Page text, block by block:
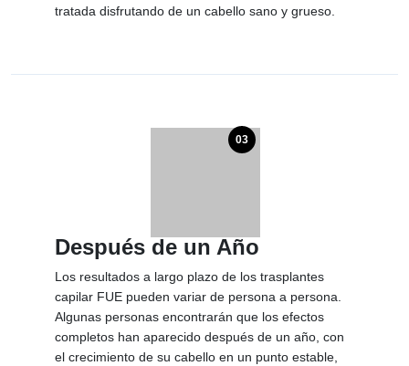
tratada disfrutando de un cabello sano y grueso.
03
Después de un Año
Los resultados a largo plazo de los trasplantes
capilar FUE pueden variar de persona a persona.
Algunas personas encontrarán que los efectos
completos han aparecido después de un año, con
el crecimiento de su cabello en un punto estable,